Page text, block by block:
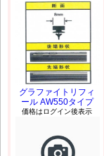
グラファイトリフィ
ール AW550タイプ
価格はログイン後表示